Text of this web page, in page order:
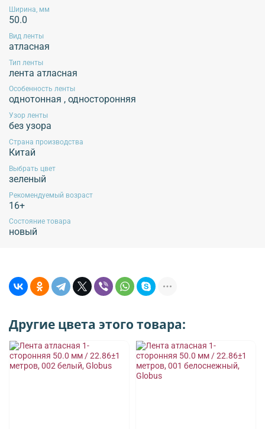
Обязательной сертификации не подлежит!
Ширина, мм
50.0
Вид ленты
атласная
Тип ленты
лента атласная
Особенность ленты
однотонная , односторонняя
Узор ленты
без узора
Страна производства
Китай
Выбрать цвет
зеленый
Рекомендуемый возраст
16+
Состояние товара
новый
Другие цвета этого товара: